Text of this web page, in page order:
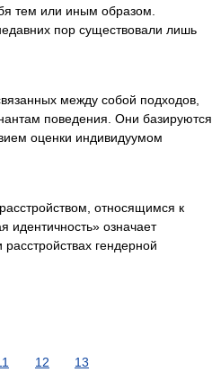
тем или иным образом.
пор существовали лишь
между собой подходов,
поведения. Они базируются
оценки индивидуумом
относящимся к
идентичность» означает
гендерной
12 13